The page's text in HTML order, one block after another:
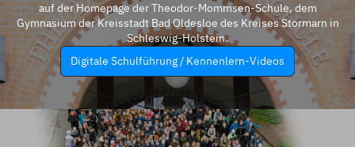
auf der Homepage der Theodor-Mommsen-Schule, dem
Gymnasium der Kreisstadt Bad Oldesloe des Kreises Stormarn in
Schleswig-Holstein.
Digitale Schulführung / Kennenlern-Videos